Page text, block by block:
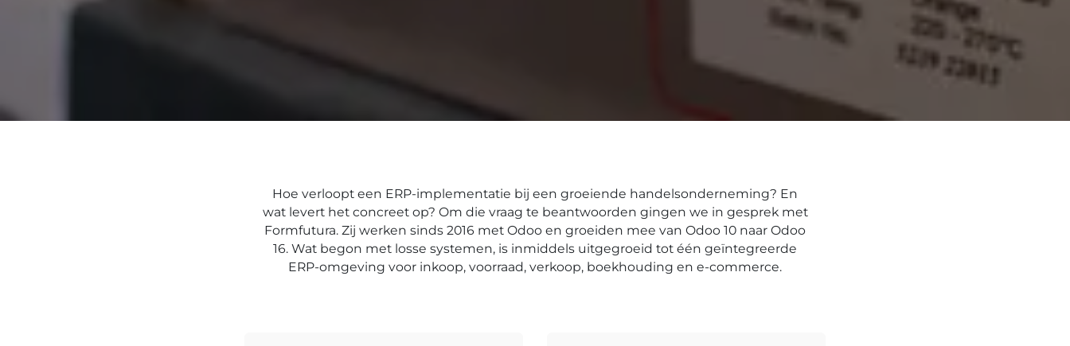
Hoe verloopt een ERP-implementatie bij een groeiende handelsonderneming? En
wat levert het concreet op? Om die vraag te beantwoorden gingen we in gesprek met
Formfutura. Zij werken sinds 2016 met Odoo en groeiden mee van Odoo 10 naar Odoo
16. Wat begon met losse systemen, is inmiddels uitgegroeid tot één geïntegreerde
ERP-omgeving voor inkoop, voorraad, verkoop, boekhouding en e-commerce.